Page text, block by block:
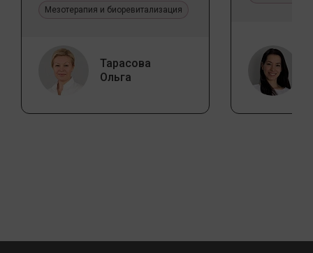
Мезотерапия и биоревитализация
Тарасова
Ольга